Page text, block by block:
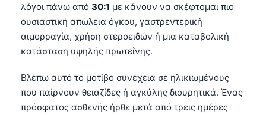
λόγοι πάνω από 30:1 με κάνουν να σκέφτομαι πιο
ουσιαστική απώλεια όγκου, γαστρεντερική
αιμορραγία, χρήση στεροειδών ή μια καταβολική
κατάσταση υψηλής πρωτεΐνης.
Βλέπω αυτό το μοτίβο συνέχεια σε ηλικιωμένους
που παίρνουν θειαζίδες ή αγκύλης διουρητικά. Ένας
πρόσφατος ασθενής ήρθε μετά από τρεις ημέρες